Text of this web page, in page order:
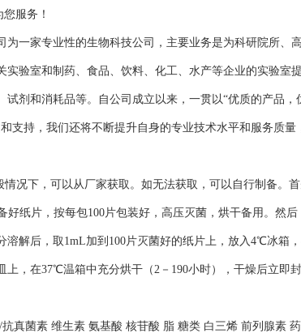
服务！
为一家专业性的生物科技公司，主要业务是为科研院所、
实验室和制药、食品、饮料、化工、水产等企业的实验室
剂和消耗品等。自公司成立以来，一贯以“优质的产品，
支持，我们还将不断提升自身的专业技术水平和服务质量
情况下，可以从厂家获取。如无法获取，可以自行制备。
好纸片，按每包100片包装好，高压灭菌，烘干备用。然后
溶解后，取1mL加到100片灭菌好的纸片上，放入4℃冰箱
上，在37℃温箱中充分烘干（2－190小时），干燥后立即
真菌素 维生素 氨基酸 核苷酸 脂 糖类 白三烯 前列腺素